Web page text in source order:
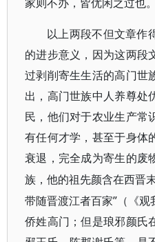
以上两段不但文章作
的进步意义，因为这两段
过剥削寄生生活的高门世
出，高门世族中人养尊处
民，他们对于农业生产常
有任何才学，甚至于身体
衰退，完全成为寄生的废
族，他的祖先颜含在西晋
带随晋渡江者百家”（《
侨姓高门；但是琅邪颜氏